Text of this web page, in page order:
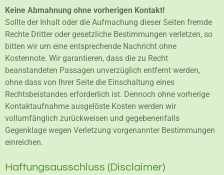
Keine Abmahnung ohne vorherigen Kontakt!
Sollte der Inhalt oder die Aufmachung dieser Seiten fremde
Rechte Dritter oder gesetzliche Bestimmungen verletzen, so
bitten wir um eine entsprechende Nachricht ohne
Kostennote. Wir garantieren, dass die zu Recht
beanstandeten Passagen unverzüglich entfernt werden,
ohne dass von Ihrer Seite die Einschaltung eines
Rechtsbeistandes erforderlich ist. Dennoch ohne vorherige
Kontaktaufnahme ausgelöste Kosten werden wir
vollumfänglich zurückweisen und gegebenenfalls
Gegenklage wegen Verletzung vorgenannter Bestimmungen
einreichen.
Haftungsausschluss (Disclaimer)